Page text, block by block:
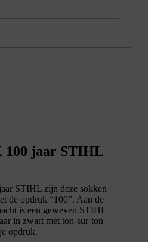
100 jaar STIHL
STIHL zijn deze sokken
de opdruk “100”. Aan de
is een geweven STIHL
in zwart met ton-sur-ton
opdruk.